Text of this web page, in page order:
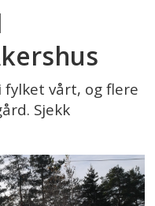
vårt, og flere
Sjekk